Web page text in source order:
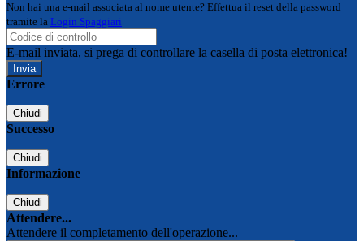
Non hai una e-mail associata al nome utente? Effettua il reset della password
tramite la Login Spaggiari
E-mail inviata, si prega di controllare la casella di posta elettronica!
Errore
Chiudi
Successo
Chiudi
Informazione
Chiudi
Attendere...
Attendere il completamento dell'operazione...